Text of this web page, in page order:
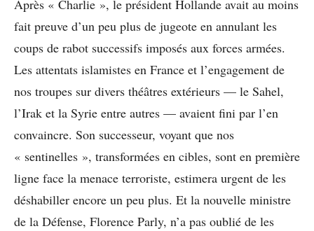
Après « Charlie », le président Hollande avait au moins
fait preuve d’un peu plus de jugeote en annulant les
coups de rabot successifs imposés aux forces armées.
Les attentats islamistes en France et l’engagement de
nos troupes sur divers théâtres extérieurs — le Sahel,
l’Irak et la Syrie entre autres — avaient fini par l’en
convaincre. Son successeur, voyant que nos
« sentinelles », transformées en cibles, sont en première
ligne face la menace terroriste, estimera urgent de les
déshabiller encore un peu plus. Et la nouvelle ministre
de la Défense, Florence Parly, n’a pas oublié de les